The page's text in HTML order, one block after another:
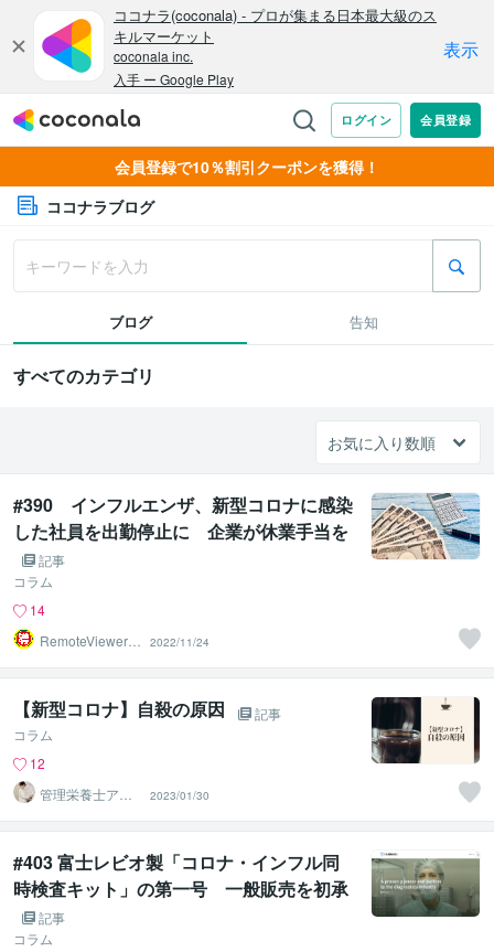
会員登録で10％割引クーポンを獲得！
ココナラブログ
ブログ 告知
すべてのカテゴリ
#390 インフルエンザ、新型コロナに感染
した社員を出勤停止に 企業が休業手当を
支払う義務はある？
記事
コラム
14
RemoteViewer導
2022/11/24
【新型コロナ】自殺の原因
記事
コラム
12
管理栄養士アオ
イ 村中一帆ママ
が楽する食
2023/01/30
#403 富士レビオ製「コロナ・インフル同
時検査キット」の第一号 一般販売を初承
認 厚労省
記事
コラム